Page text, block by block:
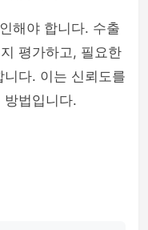
해야 합니다. 수출
평가하고, 필요한
다. 이는 신뢰도를
방법입니다.